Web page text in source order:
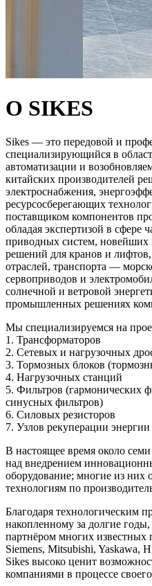
О SIKES
Sikes — это передовой и
специализирующийся в
автоматизации и
китайских производителей
электроснабжения,
ресурсосберегающих
поставщиком компонентов
обладая экспертизой в сфере
приводных систем, новейших
решений для кранов и лифтов,
отраслей, транспорта —
сервоприводов и
солнечной и ветровой
промышленных решениях
Мы специализируемся на
1. Трансформаторов
2. Сетевых и нагрузочных
3. Тормозных блоков
4. Нагрузочных станций
5. Фильтров
синусных фильтров)
6. Силовых резисторов
7. Узлов рекуперации
В настоящее время около
над внедрением
оборудование; многие из них
технологиям по
Благодаря технологическим
накопленному за долгие
партнёром многих известных
Siemens, Mitsubishi, Yaskawa,
Sikes высоко ценит
компаниями в процессе